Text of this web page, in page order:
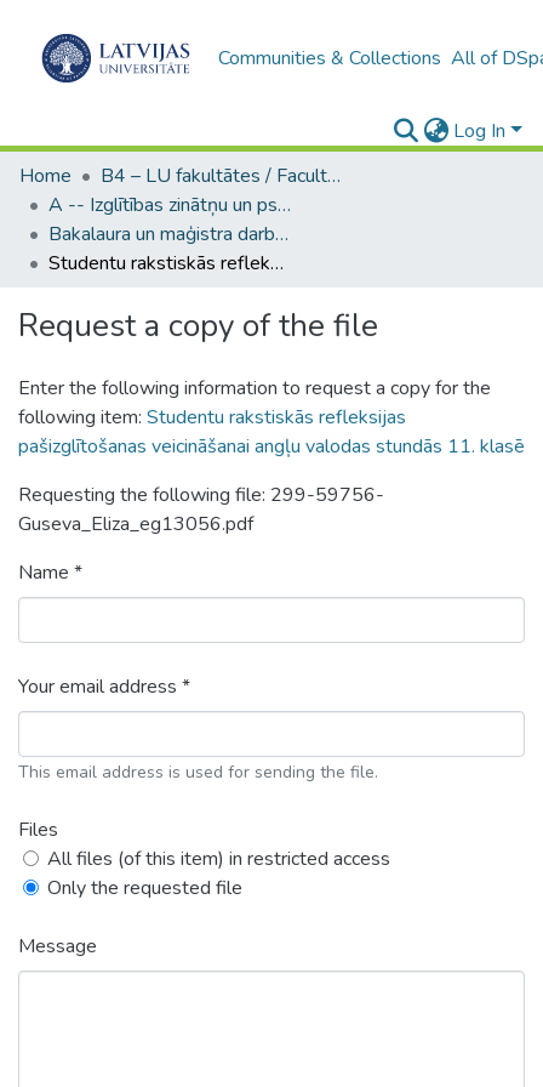
Communities & Collections All of
Log In
Home
B4 – LU fakultātes / Faculties of the UL
A -- Izglītības zinātņu un psiholoģijas fakultāte / Faculty of Education Sciences and Psychology
Bakalaura un maģistra darbi (PPMF) / Bachelor's and Master's theses
Studentu rakstiskās refleksijas pašizglītošanas veicināšanai angļu valodas stundās 11. klasē
Request a copy of the file
Enter the following information to request a copy for the
following item: Studentu rakstiskās refleksijas
pašizglītošanas veicināšanai angļu valodas stundās 11. klasē
Requesting the following file: 299-59756-
Guseva_Eliza_eg13056.pdf
Name *
Your email address *
This email address is used for sending the file.
Files
All files (of this item) in restricted access
Only the requested file
Message